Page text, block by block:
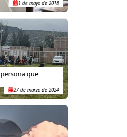
1 de mayo de 2018
que
27 de marzo de 2024